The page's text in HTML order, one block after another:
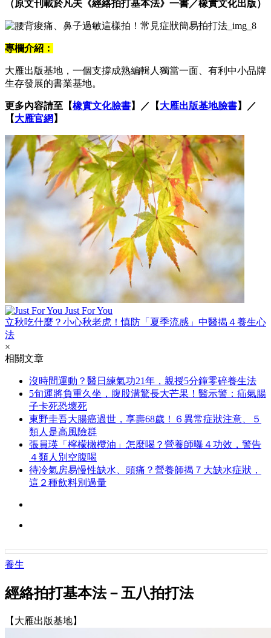
（原文刊載於凡夫《經絡拍打基本法》一書／橡實文化出版）
專欄介紹：
大雁出版基地，一個支撐成熟編輯人獨當一面、有利中小品牌
生存發展的書業基地。
更多內容請至【橡實文化臉書】​／【大雁出版基地臉書】／
【大雁官網 】
Just For You
立秋吃什麼？小心秋老虎！慎防「夏季流感」中醫揭４養生心
法
×
相關文章
沒時間運動？醫日練氣功21年，親授5分鐘零碎養生法
5旬運將負重久坐，腹股溝驚長大芒果！醫示警：疝氣腸
子卡死恐壞死
東野圭吾大腸癌過世，享壽68歲！６異常症狀注意、５
類人是高風險群
張員瑛「檸檬橄欖油」怎麼喝？營養師曝４功效，警告
４類人別空腹喝
待冷氣房易慢性缺水、頭痛？營養師揭７大缺水症狀，
這２種飲料別過量
養生
經絡拍打基本法－五八拍打法
【大雁出版基地】